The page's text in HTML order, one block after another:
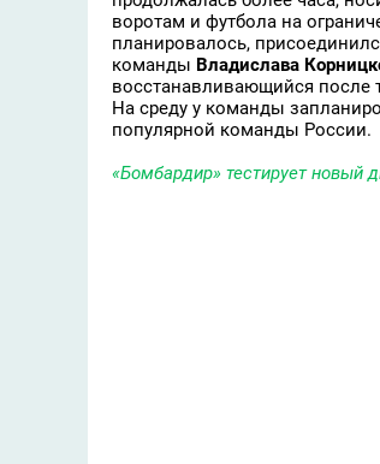
воротам и футбола на
планировалось,
команды Владислава
восстанавливающийся после
На среду у команды
популярной команды России.
«Бомбардир» тестирует новый